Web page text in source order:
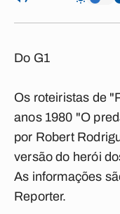
Do G1
Os roteiristas de
anos 1980 "O
por Robert
versão do herói
As informações
Reporter.